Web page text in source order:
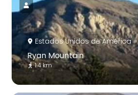
Estados Unidos de América
Ryan Mountain
1.4 km